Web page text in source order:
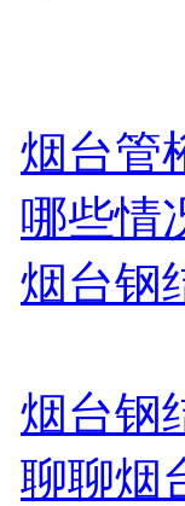
烟台管
哪些情
烟台钢
烟台钢
聊聊烟